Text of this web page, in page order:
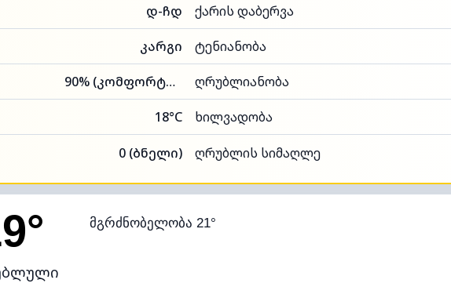
დ-ჩდ ქარის დაბერვა
კარგი ტენიანობა
90% (კომფორტული) ღრუბლიანობა
18°C ხილვადობა
0 (ბნელი) ღრუბლის სიმაღლე
მგრძნობელობა 21°